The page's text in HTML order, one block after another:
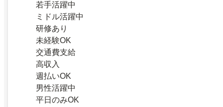
若手活躍中
ミドル活躍中
研修あり
未経験OK
交通費支給
高収入
週払いOK
男性活躍中
平日のみOK